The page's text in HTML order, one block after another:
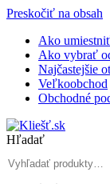
Preskočiť na obsah
Ako
Ako vybrať
Najčastejšie
Veľkoobchod
Obchodné
Hľadať